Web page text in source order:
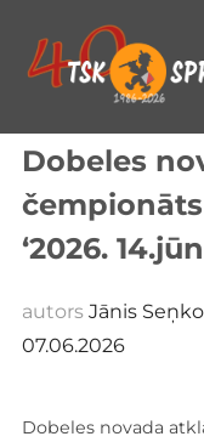
saturu
Dobeles
‘2026.
autors Jānis Seņko
07.06.2026
Dobeles novada